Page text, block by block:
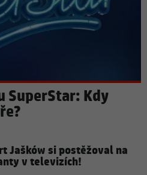
SuperStar: Kdy
Jašków si postěžoval na
v televizích!